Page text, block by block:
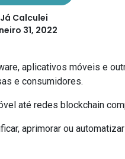
Já Calculei
31, 2022
aplicativos móveis e
e consumidores.
até redes blockchain
aprimorar ou